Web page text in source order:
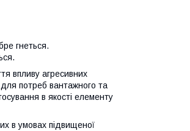
гнеться.
впливу агресивних
для потреб вантажного та
в якості елементу
в умовах підвищеної